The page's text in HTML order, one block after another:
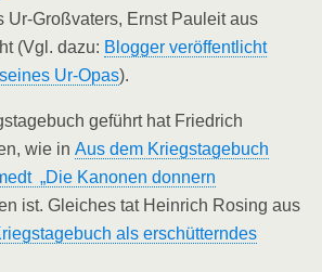
Ur-Großvaters, Ernst Pauleit aus
(Vgl. dazu: Blogger veröffentlicht
Ur-Opas).
geführt hat Friedrich
wie in Aus dem Kriegstagebuch
„Die Kanonen donnern
ist. Gleiches tat Heinrich Rosing aus
als erschütterndes